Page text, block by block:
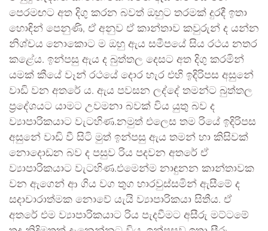
පෙරමඟට අත දිගු කරන බවත් ඔහුට තරමක් දුරදී ඉතා
හොඳින් පෙනුණි, ඒ අනුව ඒ කාන්තාව කවුරුන් ද යන්න
නිශ්චය නොකොට ම ඔහු ඇය සමීපයේ සිය රථය නතර
කළේය. ඉන්පසු ඇය ද බුත්තල දෙසට අත දිගු කරමින්
යමක් කීයේ වෑන් රථයේ දොර හැර එහි ඉදිරිපස අසුනේ
වාඩි වන අතරේ ය. ඇය පවසන ලද්දේ තමන්ට බුත්තල
ප්‍රදේශයට යාමට උවමනා බවක් විය යුතු බව ද
ව්‍යාපාරිකයාට වැටහිණ.නමුත් එලෙස තම රියේ ඉදිරිපස
අසුනේ වාඩි වී සිටි මුත් ඉන්පසු ඇය තමන් හා කිසිවක්
නොදොඩන බව ද පසුව රිය පදවන අතරේ ඒ
ව්‍යාපාරිකයාට වැටහිණ.එමෙන්ම නාඳුනන කාන්තාවක
වන ඇගෙන් ආ ගිය වග තුග හාරවුස්සමින් ඇසීමේ ද
සදාචාරාත්මක නොවේ යැයි ව්‍යාපාරිකයා සිතීය. ඒ
අතරේ එම ව්‍යාපාරිකයාට රිය පැදවීමට අසීරු මට්ටමේ